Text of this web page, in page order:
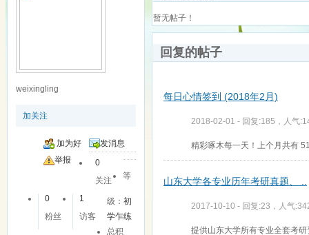
weixingling
加关注
加为好
友
发消息
举报
0
关注
0
粉丝
1
访客
等
级：初
学乍练
总积
暂无帖子！
回复的帖子
每日心情签到 (2018年2月)
2018-02-01 - 回复:185，人气
精彩啄木每一天！上个月共有
山东大学各专业历年考研真题、 ..
2017-10-10 - 回复:23，人气
提供山东大学所有专业全套考